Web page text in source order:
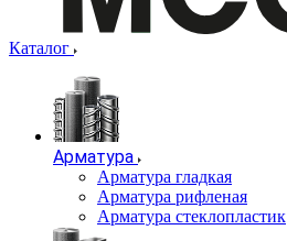
Каталог
Арматура
Арматура гладкая
Арматура рифленая
Арматура стеклопластик